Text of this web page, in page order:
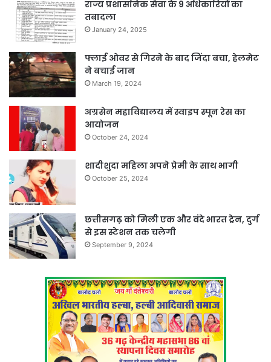
राज्य प्रशासनिक सेवा के 9 अधिकारियों का
तबादला
January 24, 2025
फ्लाई ओवर से गिरने के बाद जिंदा बचा, हेलमेट
ने बचाई जान
March 19, 2024
अग्रसेन महाविद्यालय में स्वाइप स्पून रेस का
आयोजन
October 24, 2024
शादीशुदा महिला अपने प्रेमी के साथ भागी
October 25, 2024
छत्तीसगढ़ को मिली एक और वंदे भारत ट्रेन, दुर्ग
से इस स्टेशन तक चलेगी
September 9, 2024